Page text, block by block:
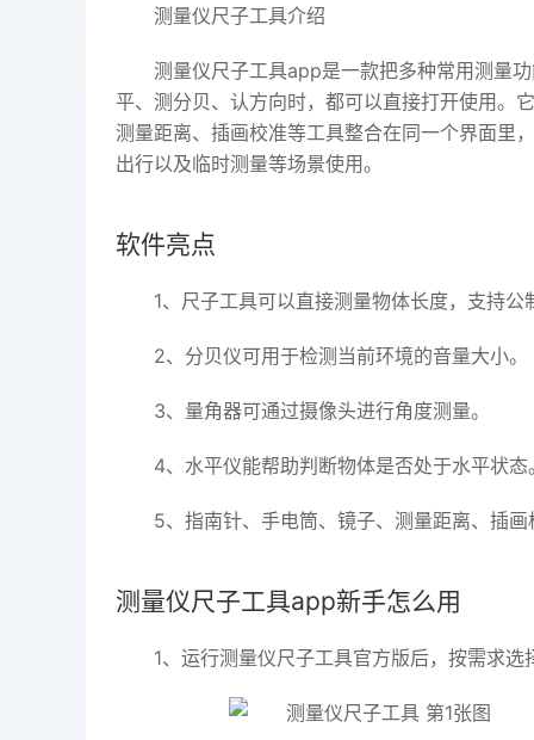
测量仪尺子工具介绍
测量仪尺子工具app是一款把多种常用测量
平、测分贝、认方向时，都可以直接打开使用。
测量距离、插画校准等工具整合在同一个界面里
出行以及临时测量等场景使用。
软件亮点
1、尺子工具可以直接测量物体长度，支持公
2、分贝仪可用于检测当前环境的音量大小。
3、量角器可通过摄像头进行角度测量。
4、水平仪能帮助判断物体是否处于水平状态
5、指南针、手电筒、镜子、测量距离、插
测量仪尺子工具app新手怎么用
1、运行测量仪尺子工具官方版后，按需求选